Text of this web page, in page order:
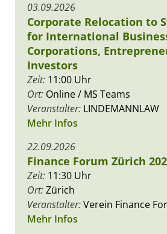
03.09.2026
Corporate Relocation to
for International
Corporations,
Investors
Zeit: 11:00 Uhr
Ort: Online / MS Teams
Veranstalter: LINDEMANNLAW
Mehr Infos
22.09.2026
Finance Forum Zürich
Zeit: 11:30 Uhr
Ort:Zürich
Veranstalter:Verein Finance
Mehr Infos